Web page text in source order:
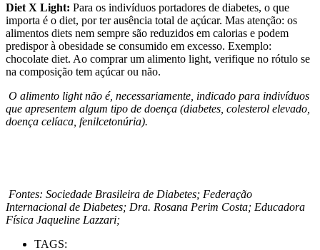
Diet X Light: Para os indivíduos portadores de diabetes, o que
importa é o diet, por ter ausência total de açúcar. Mas atenção: os
alimentos diets nem sempre são reduzidos em calorias e podem
predispor à obesidade se consumido em excesso. Exemplo:
chocolate diet. Ao comprar um alimento light, verifique no rótulo se
na composição tem açúcar ou não.
O alimento light não é, necessariamente, indicado para indivíduos
que apresentem algum tipo de doença (diabetes, colesterol elevado,
doença celíaca, fenilcetonúria).
Fontes: Sociedade Brasileira de Diabetes; Federação
Internacional de Diabetes; Dra. Rosana Perim Costa; Educadora
Física Jaqueline Lazzari;
TAGS: